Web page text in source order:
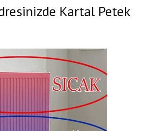
Kartal Petek